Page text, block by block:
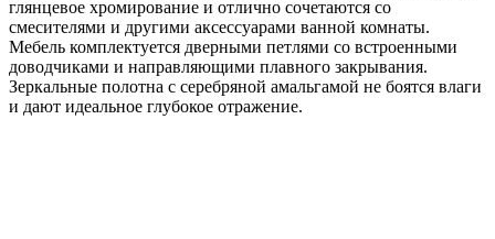
глянцевое хромирование и отлично сочетаются со
смесителями и другими аксессуарами ванной комнаты.
Мебель комплектуется дверными петлями со встроенными
доводчиками и направляющими плавного закрывания.
Зеркальные полотна с серебряной амальгамой не боятся влаги
и дают идеальное глубокое отражение.